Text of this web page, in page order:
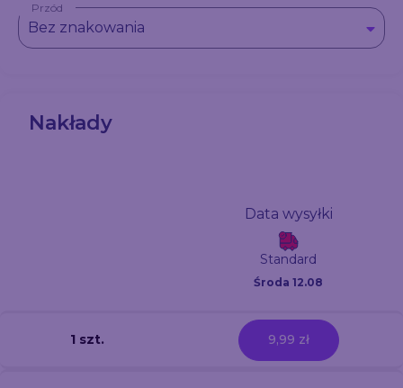
Przód
Bez znakowania
Nakłady
Data wysyłki
Standard
Środa 12.08
1 szt. 9,99 zł